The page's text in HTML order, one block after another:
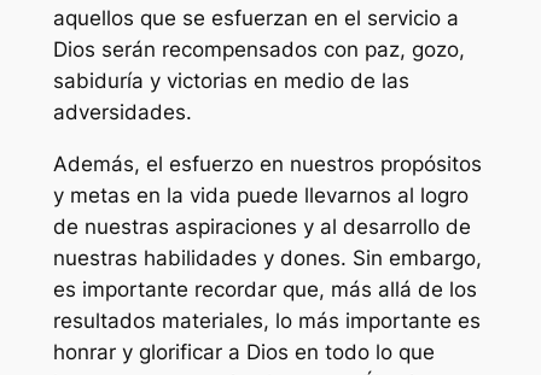
aquellos que se esfuerzan en el servicio a
Dios serán recompensados con paz, gozo,
sabiduría y victorias en medio de las
adversidades.
Además, el esfuerzo en nuestros propósitos
y metas en la vida puede llevarnos al logro
de nuestras aspiraciones y al desarrollo de
nuestras habilidades y dones. Sin embargo,
es importante recordar que, más allá de los
resultados materiales, lo más importante es
honrar y glorificar a Dios en todo lo que